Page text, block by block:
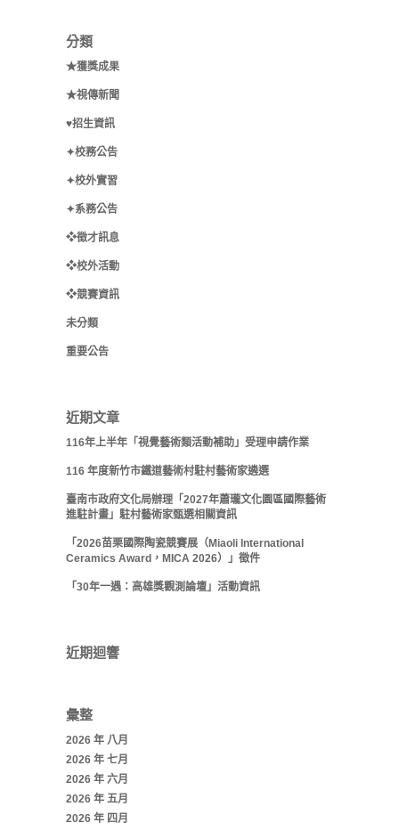
分類
★獲獎成果
★視傳新聞
♥招生資訊
✦校務公告
✦校外實習
✦系務公告
❖徵才訊息
❖校外活動
❖競賽資訊
未分類
重要公告
近期文章
116年上半年「視覺藝術類活動補助」受理申請作業
116 年度新竹市鐵道藝術村駐村藝術家遴選
臺南市政府文化局辦理「2027年蕭瓏文化園區國際藝術
進駐計畫」駐村藝術家甄選相關資訊
「2026苗栗國際陶瓷競賽展（Miaoli International
Ceramics Award，MICA 2026）」徵件
「30年一遇：高雄獎觀測論壇」活動資訊
近期迴響
彙整
2026 年 八月
2026 年 七月
2026 年 六月
2026 年 五月
2026 年 四月